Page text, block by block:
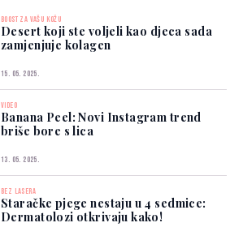
BOOST ZA VAŠU KOŽU
Desert koji ste voljeli kao djeca sada
zamjenjuje kolagen
15. 05. 2025.
VIDEO
Banana Peel: Novi Instagram trend
briše bore s lica
13. 05. 2025.
BEZ LASERA
Staračke pjege nestaju u 4 sedmice:
Dermatolozi otkrivaju kako!